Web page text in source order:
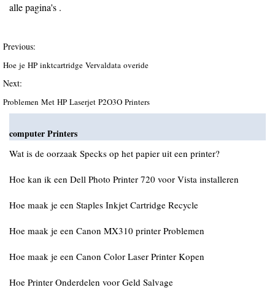
alle pagina's .
Previous:
Hoe je HP inktcartridge Vervaldata overide
Next:
Problemen Met HP Laserjet P2O3O Printers
computer Printers
Wat is de oorzaak Specks op het papier uit een printer?
Hoe kan ik een Dell Photo Printer 720 voor Vista installeren
Hoe maak je een Staples Inkjet Cartridge Recycle
Hoe maak je een Canon MX310 printer Problemen
Hoe maak je een Canon Color Laser Printer Kopen
Hoe Printer Onderdelen voor Geld Salvage